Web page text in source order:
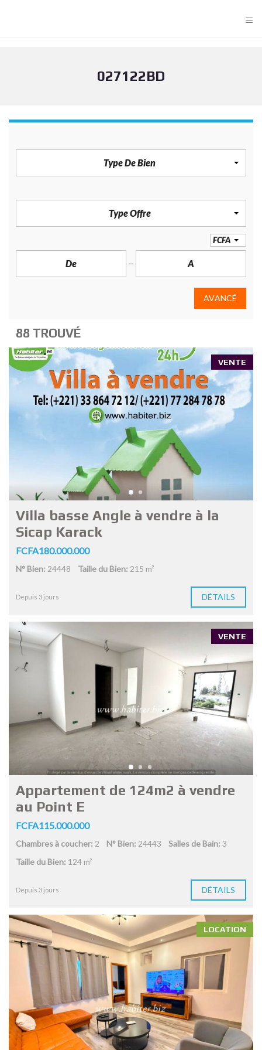
≡
027122BD
Type De Bien
Type Offre
FCFA
AVANCÉ
88 TROUVÉ
VENTE
Villa basse Angle à vendre à la
Sicap Karack
FCFA180.000.000
N° Bien: 24448 Taille du Bien: 215 m²
Depuis 3 jours DÉTAILS
VENTE
Appartement de 124m2 à vendre
au Point E
FCFA115.000.000
Chambres à coucher: 2 N° Bien: 24443 Salles de Bain: 3
Taille du Bien: 124 m²
Depuis 3 jours DÉTAILS
LOCATION